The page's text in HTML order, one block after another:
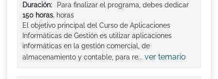
Duración:
Para finalizar el programa, debes dedicar
150 horas. horas
El objetivo principal del Curso de Aplicaciones
Informáticas de Gestión es utilizar aplicaciones
informáticas en la gestión comercial, de
almacenamiento y contable, para re... ver temario